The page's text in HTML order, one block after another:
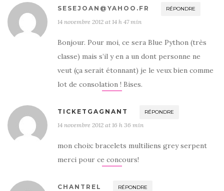
SESEJOAN@YAHOO.FR RÉPONDRE
14 novembre 2012 at 14 h 47 min
Bonjour. Pour moi, ce sera Blue Python (très
classe) mais s’il y en a un dont personne ne
veut (ça serait étonnant) je le veux bien comme
lot de consolation ! Bises.
TICKETGAGNANT RÉPONDRE
14 novembre 2012 at 16 h 36 min
mon choix: bracelets multiliens grey serpent
merci pour ce concours!
CHANTREL RÉPONDRE